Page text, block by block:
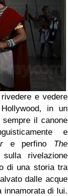
e vedere
in un
il canone
e
e perfino The
sulla rivelazione
di una storia tra
dalle acque
innamorata di lui.